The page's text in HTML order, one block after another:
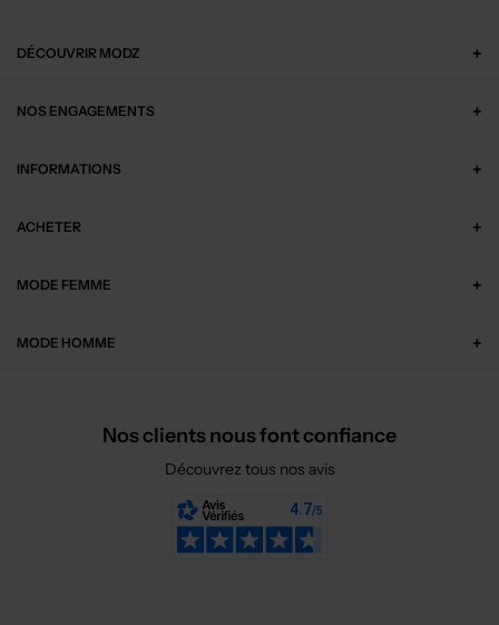
DÉCOUVRIR MODZ
NOS ENGAGEMENTS
INFORMATIONS
ACHETER
MODE FEMME
MODE HOMME
Nos clients nous font confiance
Découvrez tous nos avis